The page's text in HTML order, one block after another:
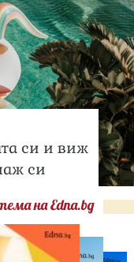
си и виж
си
на Edna.bg